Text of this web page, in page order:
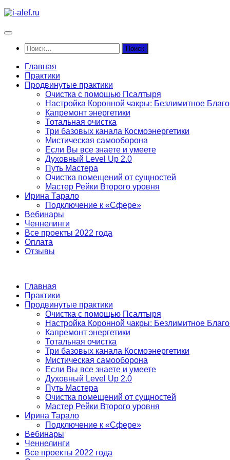
Перейти
содержимому
Найти:
Главная
Практики
Продвинутые практики
Очистка с помощью Псалтыря
Настройка Коронной чакры: Безлимитное
Капремонт энергетики
Тотальная очистка
Три базовых канала Космоэнергетики
Мистическая самооборона
Если Вы все знаете и умеете
Духовный Level Up 2.0
Путь Мастера
Очистка помещений от сущностей
Мастер Рейки Второго уровня
Ирина Тарало
Подключение к «Сфере»
Вебинары
Ченнелинги
Все проекты 2022 года
Оплата
Отзывы
Главная
Практики
Продвинутые практики
Очистка с помощью Псалтыря
Настройка Коронной чакры: Безлимитное
Капремонт энергетики
Тотальная очистка
Три базовых канала Космоэнергетики
Мистическая самооборона
Если Вы все знаете и умеете
Духовный Level Up 2.0
Путь Мастера
Очистка помещений от сущностей
Мастер Рейки Второго уровня
Ирина Тарало
Подключение к «Сфере»
Вебинары
Ченнелинги
Все проекты 2022 года